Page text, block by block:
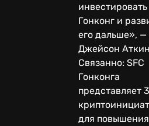
инвестировать
Гонконг и
его дальше», —
Джейсон
Связанно: SFC
Гонконга
представляет
для повышения